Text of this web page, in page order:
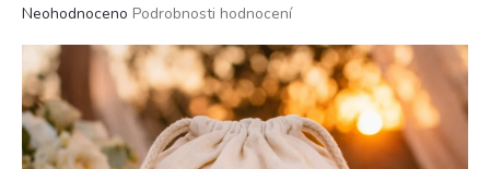
Průměrné
produktu
je
0,0
z
5
hvězdiček.
Neohodnoceno Podrobnosti hodnocení